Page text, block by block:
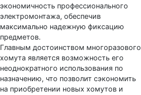
экономичность профессионального
электромонтажа, обеспечив
максимально надежную фиксацию
предметов.
Главным достоинством многоразового
хомута является возможность его
неоднократного использования по
назначению, что позволит сэкономить
на приобретении новых хомутов и